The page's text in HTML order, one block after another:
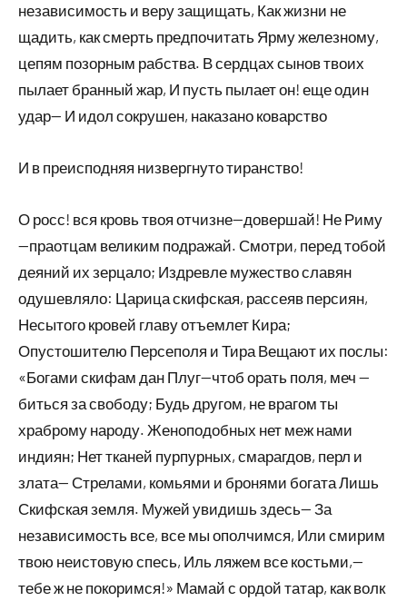
независимость и веру защищать, Как жизни не
щадить, как смерть предпочитать Ярму железному,
цепям позорным рабства. В сердцах сынов твоих
пылает бранный жар, И пусть пылает он! еще один
удар— И идол сокрушен, наказано коварство
И в преисподняя низвергнуто тиранство!
О росс! вся кровь твоя отчизне—довершай! Не Риму
—праотцам великим подражай. Смотри, перед тобой
деяний их зерцало; Издревле мужество славян
одушевляло: Царица скифская, рассеяв персиян,
Несытого кровей главу отъемлет Кира;
Опустошителю Персеполя и Тира Вещают их послы:
«Богами скифам дан Плуг—чтоб орать поля, меч —
биться за свободу; Будь другом, не врагом ты
храброму народу. Женоподобных нет меж нами
индиян; Нет тканей пурпурных, смарагдов, перл и
злата— Стрелами, комьями и бронями богата Лишь
Скифская земля. Мужей увидишь здесь— За
независимость все, все мы ополчимся, Или смирим
твою неистовую спесь, Иль ляжем все костьми,—
тебе ж не покоримся!» Мамай с ордой татар, как волк